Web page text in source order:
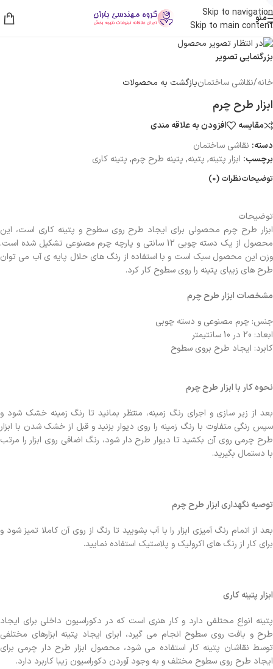
Skip to navigation
Skip to main content
منو
بزرگنمایی تصویر
خانه/نقاشی ساختمانبازگشت به محصولات
ابزار طرح چرم
مقایسه
افزودن به علاقه مندی
دسته: نقاشی ساختمان
برچسب: ابزار پتینه, پتینه, پتینه طرح چرم, پتینه کاری
توضیحاتنظرات (0)
توضیحات
ابزار طرح‌ چرم محصولی برای ایجاد طرح روی سطوح و پتینه کاری است، این
محصول از یک دسته چوبی 12 سانتی و پارچه چرم مصنوعی تشکیل شده است.
وزن این محصول سبک است و با استفاده از رنگ های حلال پایه ی آب می توان
طرح های زیبای پتینه را روی سطوح کار کرد.
مشخصات ابزار طرح چرم
جنس: چرم مصنوعی و دسته چوبی
ابعاد: 20 در 10 سانتیمتر
کابرد: ایجاد طرح بروی سطوح
نحوه کار با ابزار طرح چرم
بعد از زیر سازی و اجرای رنگ زمینه، منتظر بمانید تا رنگ زمینه خشک شود و
سپس رنگی متفاوت با رنگ زمینه را روی دیوار بزنید و قبل از خشک شدن با ابزار
طرح چرمی روی آن بکشید تا دیوار طرح دار شود، رنگ اضافی روی ابزار را مرتب
با دستمال بگیرید.
توصیه نگهداری ابزار طرح چرم
بعد از اتمام رنگ آمیزی ابزار را با آب بشویید تا رنگ از روی آن کاملا تمیز شود و
برای کار از رنگ های اکرولیک و پلاستیک استفاده نمایید.
ابزار پتینه کاری
پتینه انواع محتلفی دارد و کار هنری است که در دکوراسیون داخلی برای ایجاد
طرح و بافت روی سطوح انجام می گیرد، ابرای ایجاد پتینه ابزارهای مختلفی
توسط نقاشان پتینه کار استفاده می شود، محصول ابزار طرح دار چرمی برای
ایجاد طرح روی سطوح مختلف و به وجود آوردن دکوراسیون زیبا کاربرد دارد.